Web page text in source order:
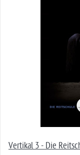
Vertikal 3 - Die